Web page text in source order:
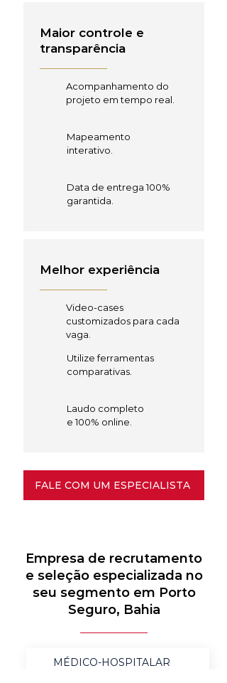
Maior controle e
transparência
Acompanhamento do
projeto em tempo real.
Mapeamento
interativo.
Data de entrega 100%
garantida.
Melhor experiência
Video-cases
customizados para cada
vaga.
Utilize ferramentas
comparativas.
Laudo completo
e 100% online.
FALE COM UM ESPECIALISTA
Empresa de recrutamento
e seleção especializada no
seu segmento em Porto
Seguro, Bahia
MÉDICO-HOSPITALAR